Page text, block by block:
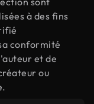
à des fins
conformité
et de
ou